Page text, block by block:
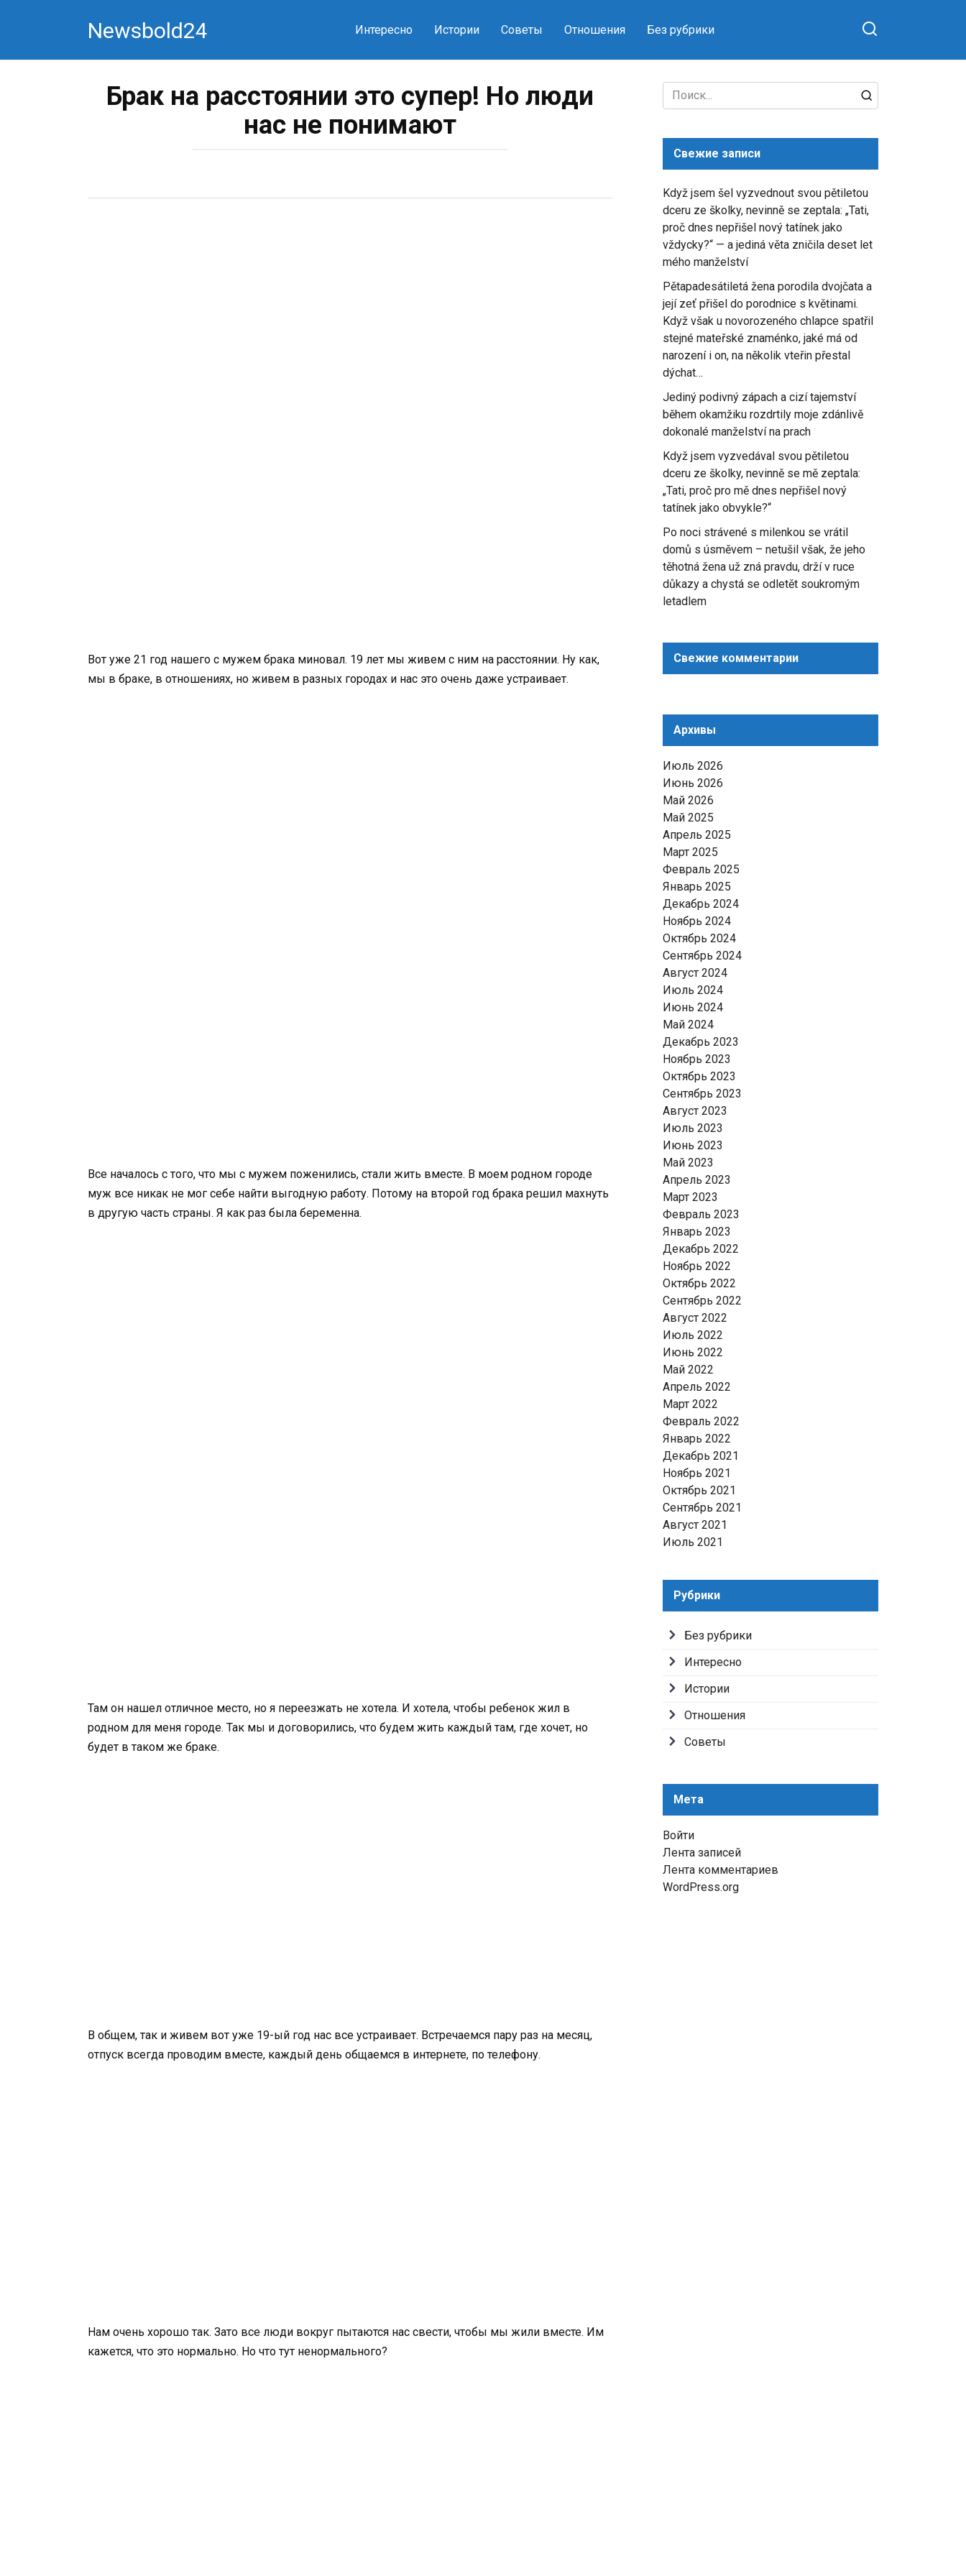
Newsbold24 Интересно Истории Советы Отношения Без рубрики
Брак на расстоянии это супер! Но люди
нас не понимают
Вот уже 21 год нашего с мужем брака миновал. 19 лет мы живем с ним на расстоянии. Ну как,
мы в браке, в отношениях, но живем в разных городах и нас это очень даже устраивает.
Все началось с того, что мы с мужем поженились, стали жить вместе. В моем родном городе
муж все никак не мог себе найти выгодную работу. Потому на второй год брака решил махнуть
в другую часть страны. Я как раз была беременна.
Там он нашел отличное место, но я переезжать не хотела. И хотела, чтобы ребенок жил в
родном для меня городе. Так мы и договорились, что будем жить каждый там, где хочет, но
будет в таком же браке.
В общем, так и живем вот уже 19-ый год нас все устраивает. Встречаемся пару раз на месяц,
отпуск всегда проводим вместе, каждый день общаемся в интернете, по телефону.
Нам очень хорошо так. Зато все люди вокруг пытаются нас свести, чтобы мы жили вместе. Им
кажется, что это нормально. Но что тут ненормального?
Search
for:
Свежие записи
Když jsem šel vyzvednout svou pětiletou
dceru ze školky, nevinně se zeptala: „Tati,
proč dnes nepřišel nový tatínek jako
vždycky?“ — a jediná věta zničila deset let
mého manželství
Pětapadesátiletá žena porodila dvojčata a
její zeť přišel do porodnice s květinami.
Když však u novorozeného chlapce spatřil
stejné mateřské znaménko, jaké má od
narození i on, na několik vteřin přestal
dýchat…
Jediný podivný zápach a cizí tajemství
během okamžiku rozdrtily moje zdánlivě
dokonalé manželství na prach
Když jsem vyzvedával svou pětiletou
dceru ze školky, nevinně se mě zeptala:
„Tati, proč pro mě dnes nepřišel nový
tatínek jako obvykle?“
Po noci strávené s milenkou se vrátil
domů s úsměvem – netušil však, že jeho
těhotná žena už zná pravdu, drží v ruce
důkazy a chystá se odletět soukromým
letadlem
Свежие комментарии
Архивы
Июль 2026
Июнь 2026
Май 2026
Май 2025
Апрель 2025
Март 2025
Февраль 2025
Январь 2025
Декабрь 2024
Ноябрь 2024
Октябрь 2024
Сентябрь 2024
Август 2024
Июль 2024
Июнь 2024
Май 2024
Декабрь 2023
Ноябрь 2023
Октябрь 2023
Сентябрь 2023
Август 2023
Июль 2023
Июнь 2023
Май 2023
Апрель 2023
Март 2023
Февраль 2023
Январь 2023
Декабрь 2022
Ноябрь 2022
Октябрь 2022
Сентябрь 2022
Август 2022
Июль 2022
Июнь 2022
Май 2022
Апрель 2022
Март 2022
Февраль 2022
Январь 2022
Декабрь 2021
Ноябрь 2021
Октябрь 2021
Сентябрь 2021
Август 2021
Июль 2021
Рубрики
Без рубрики
Интересно
Истории
Отношения
Советы
Мета
Войти
Лента записей
Лента комментариев
WordPress.org